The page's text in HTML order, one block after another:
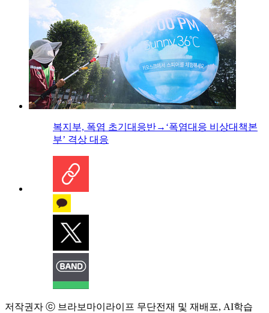
복지부, 폭염 초기대응반→‘폭염대응 비상대책본
부’ 격상 대응
저작권자 ⓒ 브라보마이라이프 무단전재 및 재배포, AI학습